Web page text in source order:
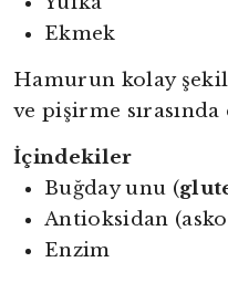
Ekmek
Hamurun kolay şekil
ve pişirme
İçindekiler
Buğday unu (
Antioksidan
Enzim